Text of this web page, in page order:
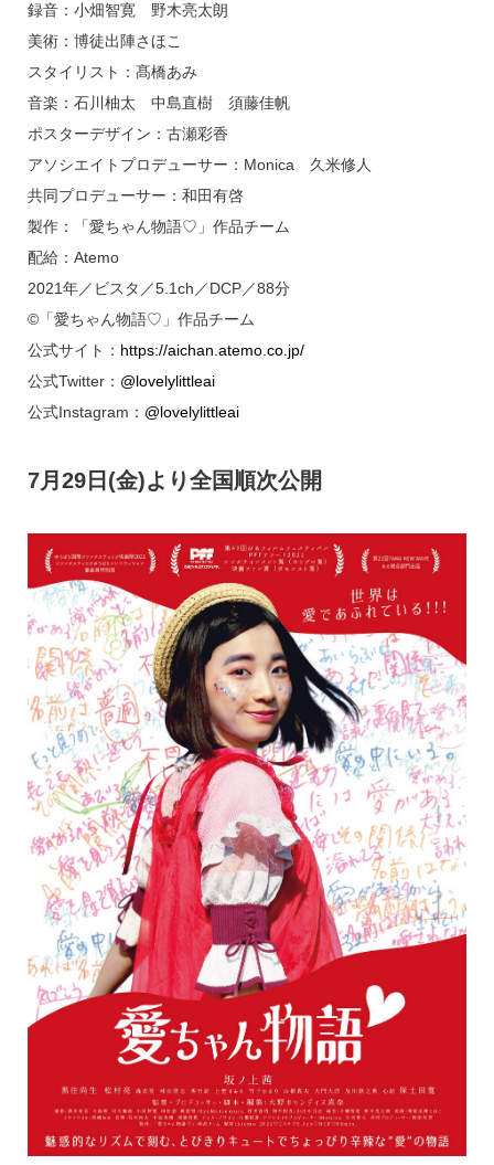
録音：小畑智寛 野木亮太朗
美術：博徒出陣さほこ
スタイリスト：髙橋あみ
音楽：石川柚太 中島直樹 須藤佳帆
ポスターデザイン：古瀬彩香
アソシエイトプロデューサー：Monica 久米修人
共同プロデューサー：和田有啓
製作：「愛ちゃん物語♡」作品チーム
配給：Atemo
2021年／ビスタ／5.1ch／DCP／88分
©「愛ちゃん物語♡」作品チーム
公式サイト： https://aichan.atemo.co.jp/
公式Twitter： @lovelylittleai
公式Instagram： @lovelylittleai
7月29日(金)より全国順次公開